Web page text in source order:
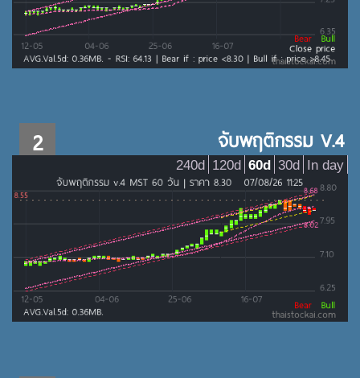
2 จับพฤติกรรม V.4
In day
30d
60d
120d
240d